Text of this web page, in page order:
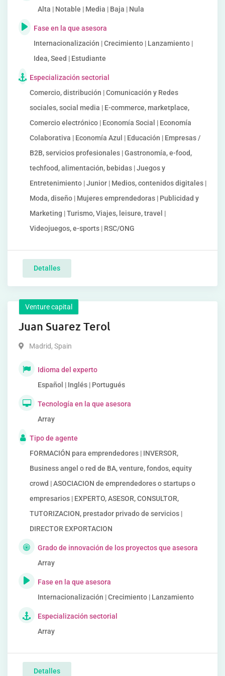
Alta | Notable | Media | Baja | Nula
Fase en la que asesora
Internacionalización | Crecimiento | Lanzamiento |
Idea, Seed | Estudiante
Especialización sectorial
Comercio, distribución | Comunicación y Redes
sociales, social media | E-commerce, marketplace,
Comercio electrónico | Economía Social | Economía
Colaborativa | Economía Azul | Educación | Empresas /
B2B, servicios profesionales | Gastronomía, e-food,
techfood, alimentación, bebidas | Juegos y
Entretenimiento | Junior | Medios, contenidos digitales |
Moda, diseño | Mujeres emprendedoras | Publicidad y
Marketing | Turismo, Viajes, leisure, travel |
Videojuegos, e-sports | RSC/ONG
Detalles
Venture capital
Juan Suarez Terol
Madrid, Spain
Idioma del experto
Español | Inglés | Portugués
Tecnología en la que asesora
Array
Tipo de agente
FORMACIÓN para emprendedores | INVERSOR,
Business angel o red de BA, venture, fondos, equity
crowd | ASOCIACION de emprendedores o startups o
empresarios | EXPERTO, ASESOR, CONSULTOR,
TUTORIZACION, prestador privado de servicios |
DIRECTOR EXPORTACION
Grado de innovación de los proyectos que asesora
Array
Fase en la que asesora
Internacionalización | Crecimiento | Lanzamiento
Especialización sectorial
Array
Detalles